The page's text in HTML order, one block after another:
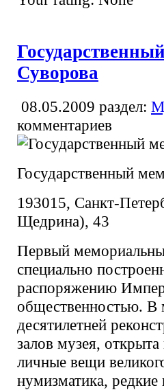
Суворова
08.05.2009 раздел:
комментариев
Государственный
193015, Санкт-
Щедрина), 43
Первый
специально
распоряжению
общественностью. В
десятилетней
залов музея,
личные вещи
нумизматика,